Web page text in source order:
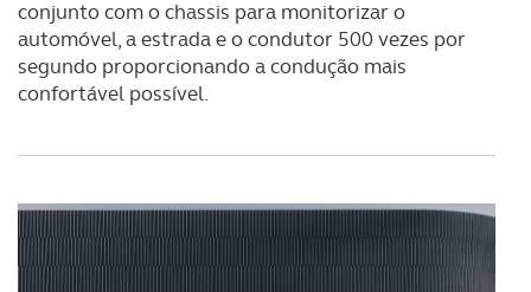
utilização do nosso site de publicidade e de análise, com
parceiros e organizações na UE e em países terceiros.
O ACP garantirá que as transferências internacionais de
Realçamos que o bloqueio de certo tipo de Cookies e
tecnologias similares pode ter impacto na sua
conjunto com o chassis para monitorizar o
automóvel, a estrada e o condutor 500 vezes por
segundo proporcionando a condução mais
confortável possível.